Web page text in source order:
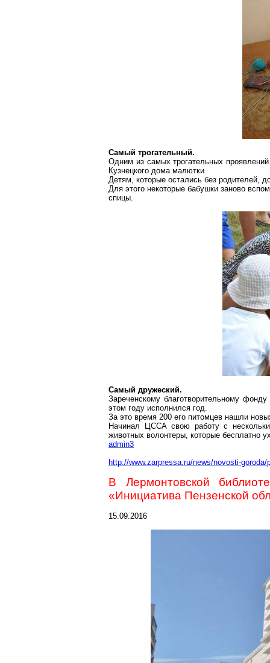
Самый трогательный.
Одним из самых трогательных
Кузнецкого дома малютки.
Детям, которые остались без родителей,
Для этого некоторые бабушки заново
спицы.
Самый дружеский.
Зареченскому благотворительному
этом году исполнился год.
За это время 200 его питомцев нашли
Начинал ЦССА свою работу с
животных волонтеры, которые бесплатно
admin3
http://www.zarpressa.ru/news/novosti-goroda/
В Лермонтовской
«Инициатива Пензенской
15.09.2016